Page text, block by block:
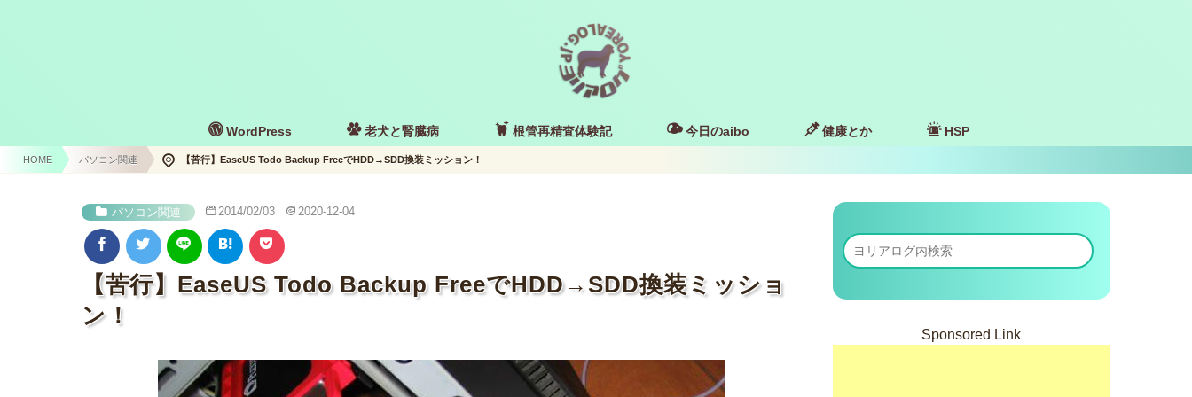
WordPress 老犬と腎臓病 根管再精査体験記 今日のaibo 健康とか HSP
HOME パソコン関連 【苦行】EaseUS Todo Backup FreeでHDD→SDD換装ミッション！
パソコン関連 2014/02/03 2020-12-04
【苦行】EaseUS Todo Backup FreeでHDD→SDD換装ミッショ
ン！
Sponsored Link